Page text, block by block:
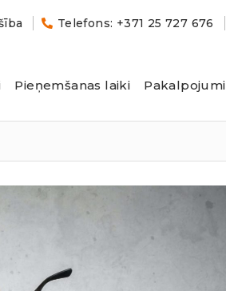
Telefons: +371 25 727 676
Pieņemšanas laiki Pakalpojumi